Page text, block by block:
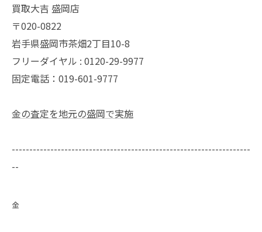
買取大吉 盛岡店
〒020-0822
岩手県盛岡市茶畑2丁目10-8
フリーダイヤル : 0120-29-9977
固定電話：019-601-9777
金の査定を地元の盛岡で実施
--------------------------------------------------------------------
--
金